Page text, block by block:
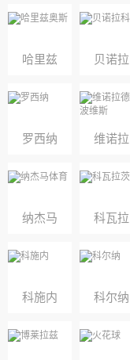
业大学 迪维基
哈里兹
奥斯
贝诺拉
科沃
罗西纳 维诺拉
德塞波
纳杰马
体育
科瓦拉
茨
科施内 科尔纳